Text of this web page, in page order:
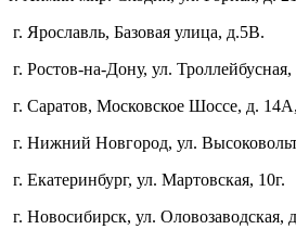
г. Ярославль, Базовая улица, д.5В.
г. Ростов-на-Дону, ул.
г. Саратов, Московское Шоссе, д.
г. Нижний Новгород, ул.
г. Екатеринбург, ул. Мартовская, 10г.
г. Новосибирск, ул. Оловозаводская,